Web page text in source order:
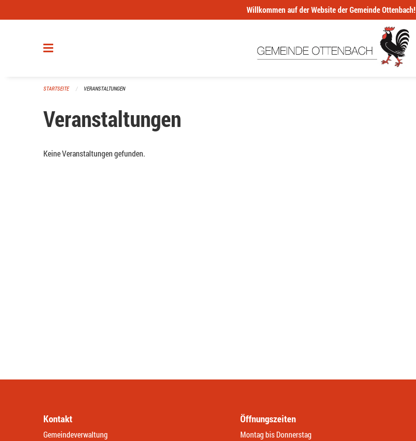
Willkommen auf der Website der Gemeinde Ottenbach!
STARTSEITE VERANSTALTUNGEN
Veranstaltungen
Keine Veranstaltungen gefunden.
Kontakt
Gemeindeverwaltung
Öffnungszeiten
Montag bis Donnerstag